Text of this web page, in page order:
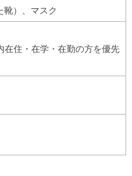
靴）、マスク
在住・在学・在勤の方を優先